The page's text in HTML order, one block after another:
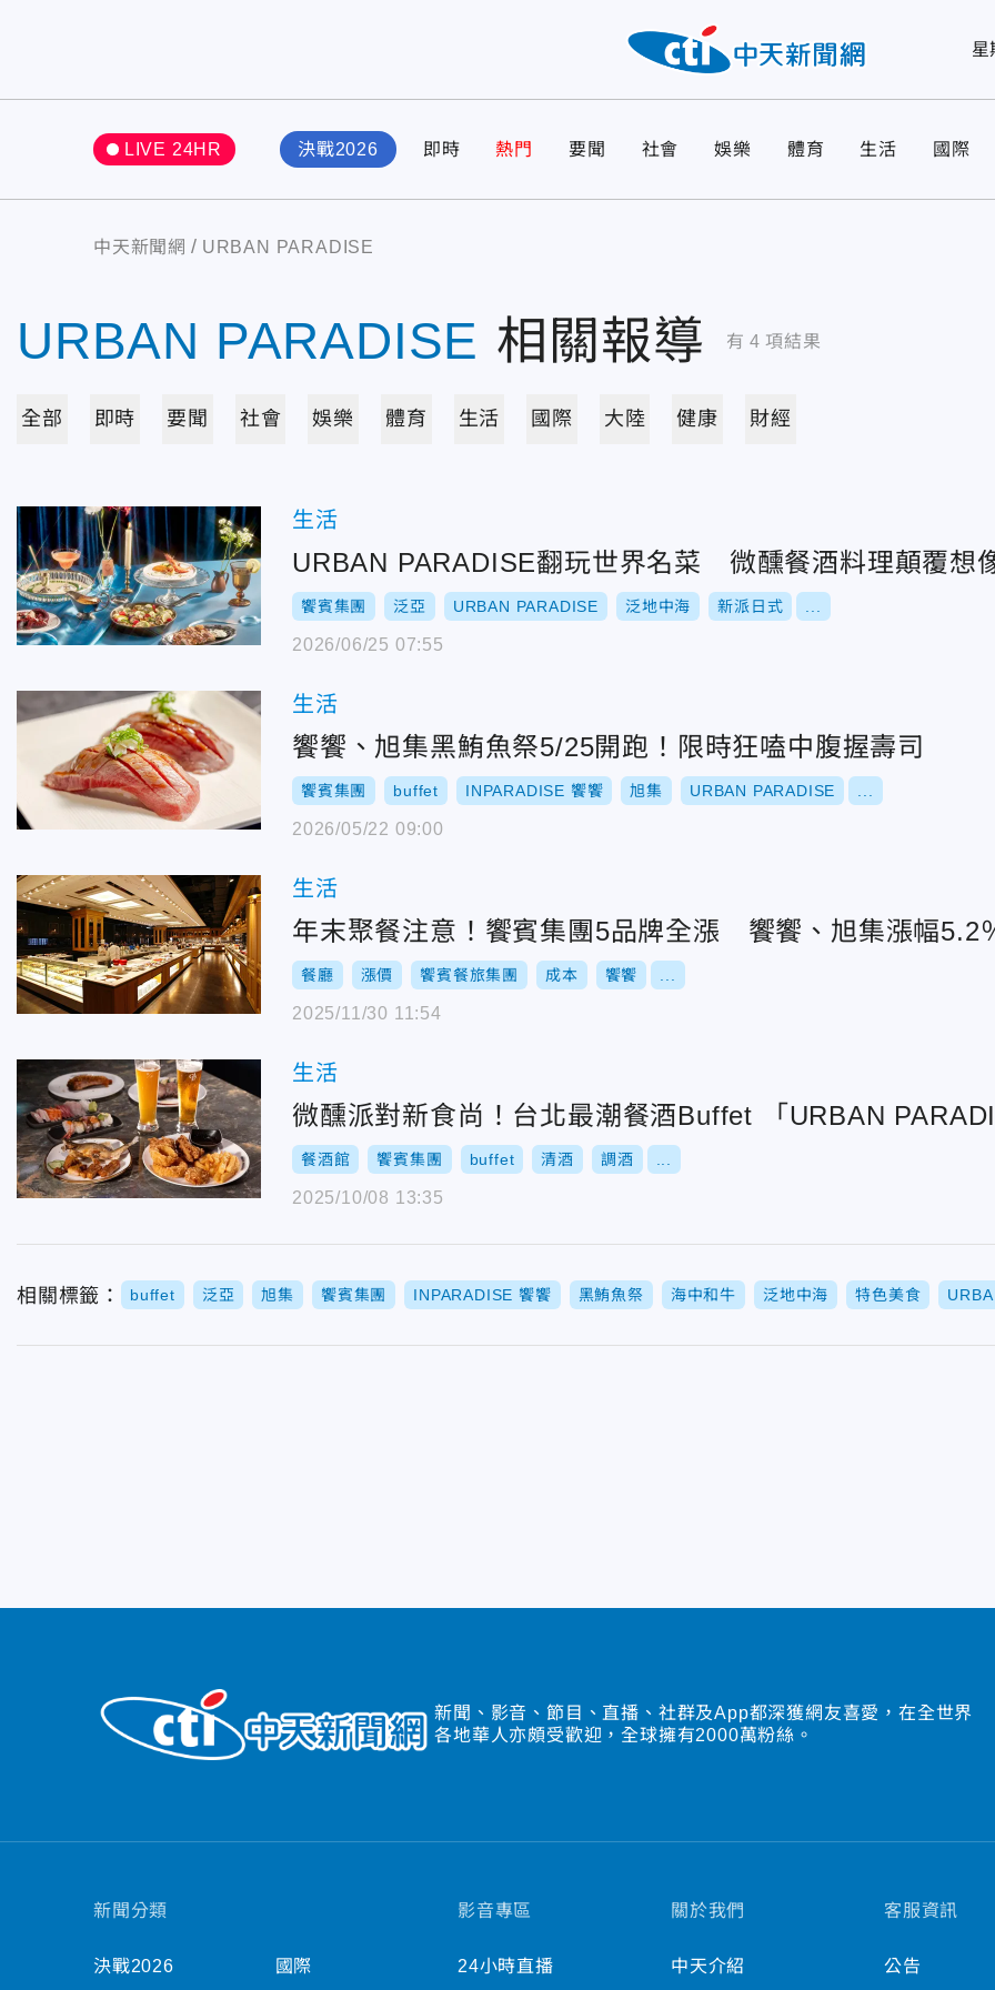
星
LIVE 24HR 決戰2026 即時 熱門 要聞 社會 娛樂 體育 生活 國際
中天新聞網 URBAN PARADISE
URBAN PARADISE 相關報導 有 4 項結果
全部 即時 要聞 社會 娛樂 體育 生活 國際 大陸 健康 財經
生活
URBAN PARADISE翻玩世界名菜 微醺餐酒料理顛覆想
饗賓集團 泛亞 URBAN PARADISE 泛地中海 新派日式
2026/06/25 07:55
生活
饗饗、旭集黑鮪魚祭5/25開跑！限時狂嗑中腹握壽司
饗賓集團 buffet INPARADISE 饗饗 旭集 URBAN PARADISE
2026/05/22 09:00
生活
年末聚餐注意！饗賓集團5品牌全漲 饗饗、旭集漲幅5.2
餐廳 漲價 饗賓餐旅集團 成本 饗饗
2025/11/30 11:54
生活
微醺派對新食尚！台北最潮餐酒Buffet 「URBAN
餐酒館 饗賓集團 buffet 清酒 調酒
2025/10/08 13:35
相關標籤： buffet 泛亞 旭集 饗賓集團 INPARADISE 饗饗 黑鮪魚祭 海中和牛 泛地中海 特色美食
新聞、影音、節目、直播、社群及App都深獲網友喜愛，在全世界
各地華人亦頗受歡迎，全球擁有2000萬粉絲。
新聞分類
決戰2026 國際
影音專區
24小時直播
關於我們
中天介紹
客服資訊
公告